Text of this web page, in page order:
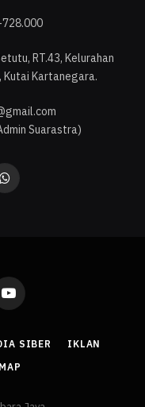
RT.43, Kelurahan
Kutai Kartanegara.
Suarastra)
WhatsApp
YouTube
SIBER
IKLAN